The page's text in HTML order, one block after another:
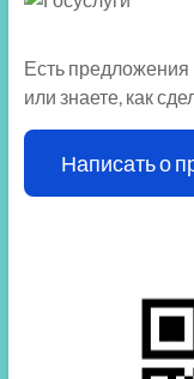
Есть предложения
или знаете, как
Написать о